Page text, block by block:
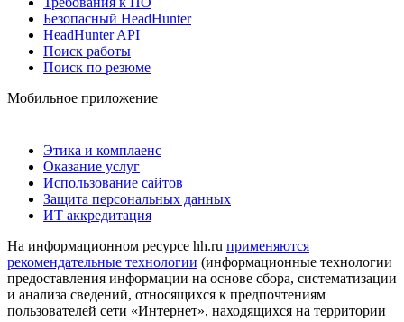
Безопасный HeadHunter
HeadHunter API
Поиск работы
Поиск по резюме
Мобильное приложение
Этика и комплаенс
Оказание услуг
Использование сайтов
Защита персональных данных
ИТ аккредитация
На информационном ресурсе hh.ru применяются
рекомендательные технологии (информационные технологии
предоставления информации на основе сбора, систематизации
и анализа сведений, относящихся к предпочтениям
пользователей сети «Интернет», находящихся на территории